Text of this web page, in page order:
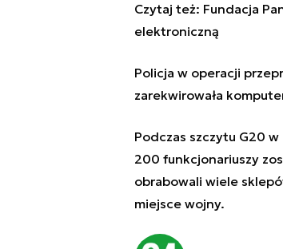
Czytaj też: Fundacja
elektroniczną
Policja w operacji
zarekwirowała
Podczas szczytu G20
200 funkcjonariuszy
obrabowali wiele
miejsce wojny.